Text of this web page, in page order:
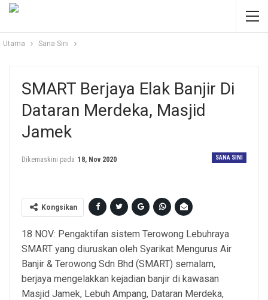
Utama Sana Sini
SMART Berjaya Elak Banjir Di
Dataran Merdeka, Masjid
Jamek
SANA SINI
Dikemaskini pada 18, Nov 2020
Kongsikan
18 NOV: Pengaktifan sistem Terowong Lebuhraya
SMART yang diuruskan oleh Syarikat Mengurus Air
Banjir & Terowong Sdn Bhd (SMART) semalam,
berjaya mengelakkan kejadian banjir di kawasan
Masjid Jamek, Lebuh Ampang, Dataran Merdeka,